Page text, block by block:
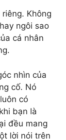
Không
ngôi sao
cá nhân
nhìn của
cố. Nó
có
bạn là
đều mang
lời nói trên